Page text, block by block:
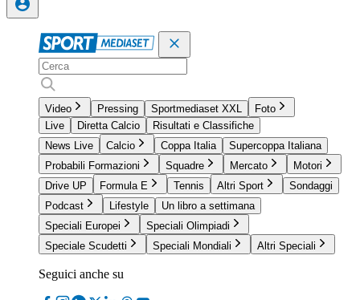
Video Pressing Sportmediaset XXL
Foto
Live
Diretta Calcio
Risultati e Classifiche
News Live
Calcio Coppa Italia
Supercoppa Italiana
Probabili Formazioni
Squadre Mercato
Motori
Drive UP
Formula E Tennis Altri Sport
Sondaggi
Podcast
Lifestyle
Un libro a settimana
Speciali Europei
Speciali Olimpiadi
Speciale Scudetti
Speciali Mondiali Altri Speciali
Seguici anche su